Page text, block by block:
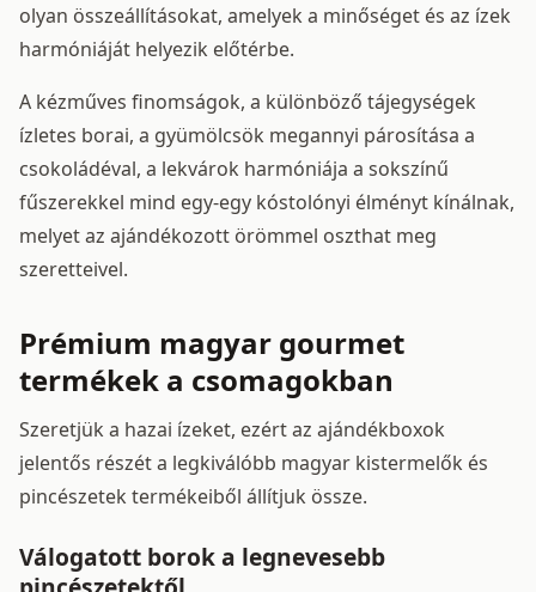
olyan összeállításokat, amelyek a minőséget és az ízek
harmóniáját helyezik előtérbe.
A kézműves finomságok, a különböző tájegységek
ízletes borai, a gyümölcsök megannyi párosítása a
csokoládéval, a lekvárok harmóniája a sokszínű
fűszerekkel mind egy-egy kóstolónyi élményt kínálnak,
melyet az ajándékozott örömmel oszthat meg
szeretteivel.
Prémium magyar gourmet
termékek a csomagokban
Szeretjük a hazai ízeket, ezért az ajándékboxok
jelentős részét a legkiválóbb magyar kistermelők és
pincészetek termékeiből állítjuk össze.
Válogatott borok a legnevesebb